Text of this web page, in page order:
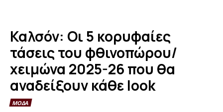
Καλσόν: Οι 5 κορυφαίες
τάσεις του φθινοπώρου/
χειμώνα 2025-26 που θα
αναδείξουν κάθε look
ΜΟΔΑ